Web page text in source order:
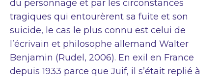
du personnage et par les circonstances
tragiques qui entourèrent sa fuite et son
suicide, le cas le plus connu est celui de
l’écrivain et philosophe allemand Walter
Benjamin (Rudel, 2006). En exil en France
depuis 1933 parce que Juif, il s’était replié à